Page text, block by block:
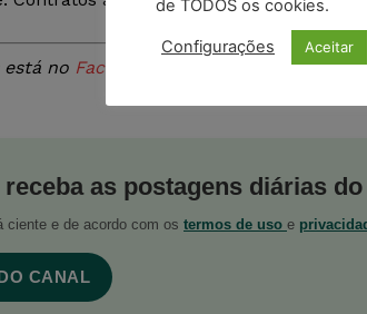
está no Facebook Instagram,
as postagens diárias
ciente e de acordo com os termos de uso e
CANAL
de TODOS os cookies.
Configurações Aceitar